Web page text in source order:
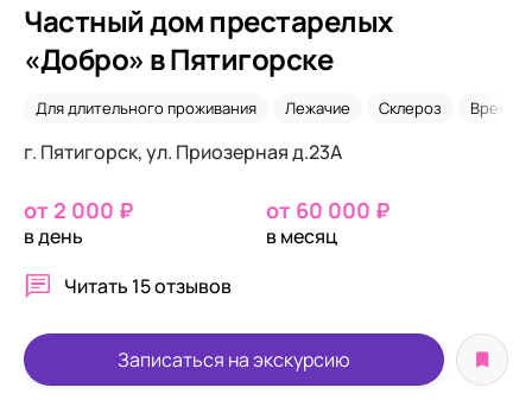
Частный дом престарелых
«Добро» в Пятигорске
Для длительного проживания Лежачие Склероз
г. Пятигорск, ул. Приозерная д.23А
от 2 000 ₽
в день
от 60 000 ₽
в месяц
Читать 15 отзывов
Записаться на экскурсию